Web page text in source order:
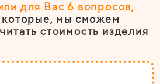
для Вас 6 вопросов,
которые, мы сможем
стоимость изделия